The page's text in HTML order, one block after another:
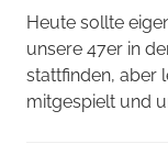
Heute sollte
unsere 47er in
stattfinden, aber
mitgespielt und